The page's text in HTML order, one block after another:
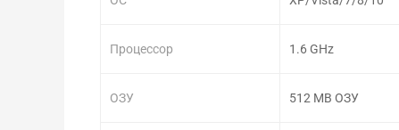
Процессор
ОЗУ
1.6 GHz
512 MB ОЗУ